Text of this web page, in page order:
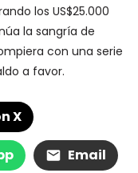
los US$25.000
la sangría de
con una serie
a favor.
X
Email